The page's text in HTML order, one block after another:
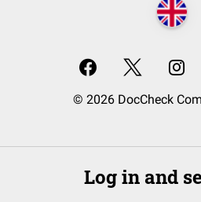
© 2026 DocCheck
Log in and